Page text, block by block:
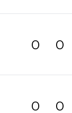
0 0
0 0